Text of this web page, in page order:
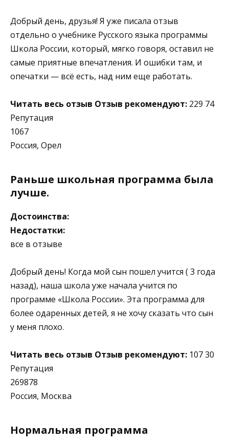
Добрый день, друзья! Я уже писала отзыв
отдельно о учебнике Русского языка программы
Школа России, который, мягко говоря, оставил не
самые приятные впечатления. И ошибки там, и
опечатки — всё есть, над ним еще работать.
Читать весь отзыв Отзыв рекомендуют: 229 74
Репутация
1067
Россия, Орел
Раньше школьная программа была
лучше.
Достоинства:
Недостатки:
все в отзыве
Добрый день! Когда мой сын пошел учится ( 3 года
назад), наша школа уже начала учится по
программе «Школа России». Эта программа для
более одаренных детей, я не хочу сказать что сын
у меня плохо.
Читать весь отзыв Отзыв рекомендуют: 107 30
Репутация
269878
Россия, Москва
Нормальная программа